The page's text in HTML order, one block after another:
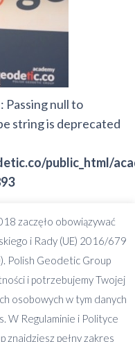
Passing null to
string is deprecated
public_html/
null to parameter
in
public_html/
3501
null to parameter
in
zaczęło obowiązywać
i Rady (UE) 2016/679
Polish Geodetic Group
i potrzebujemy Twojej
osobowych w tym danych
W Regulaminie i Polityce
znajdziesz pełny zakres